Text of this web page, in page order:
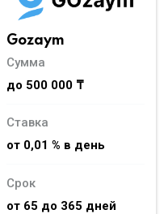
Gozaym
Сумма
до 500 000 ₸
Ставка
от 0,01 % в день
Срок
от 65 до 365 дней